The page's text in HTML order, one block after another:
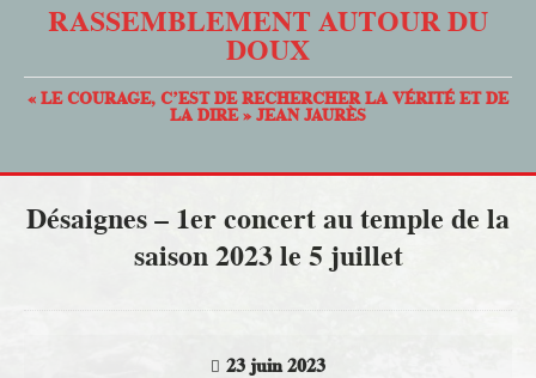
RASSEMBLEMENT AUTOUR DU
DOUX
« LE COURAGE, C’EST DE RECHERCHER LA VÉRITÉ ET DE
LA DIRE » JEAN JAURÈS
Désaignes – 1er concert au temple de la
saison 2023 le 5 juillet
23 juin 2023